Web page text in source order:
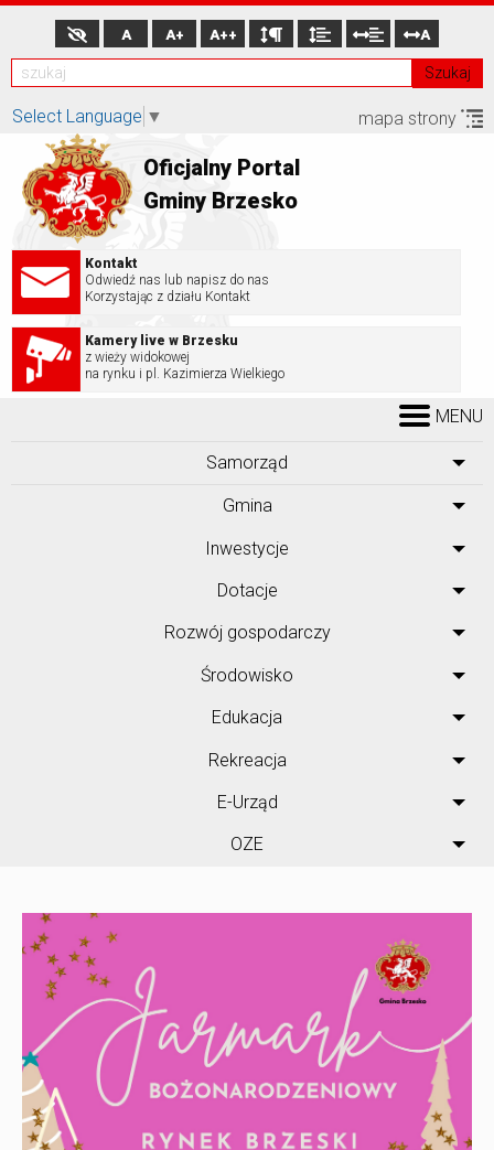
Szukaj
A A+ A++ A
Select Language ▼ mapa strony
Oficjalny Portal
Gminy Brzesko
Kontakt
Odwiedź nas lub napisz do nas
Korzystając z działu Kontakt
Kamery live w Brzesku
z wieży widokowej
na rynku i pl. Kazimierza Wielkiego
MENU
Samorząd
Gmina
Inwestycje
Dotacje
Rozwój gospodarczy
Środowisko
Edukacja
Rekreacja
E-Urząd
OZE